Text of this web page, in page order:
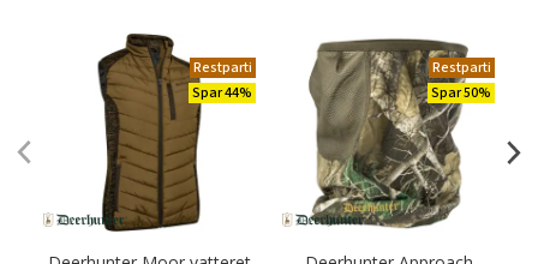
Restparti
Spar 44%
Restparti
Spar 50%